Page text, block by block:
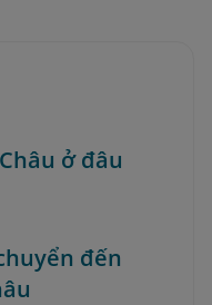
ở đâu
đến